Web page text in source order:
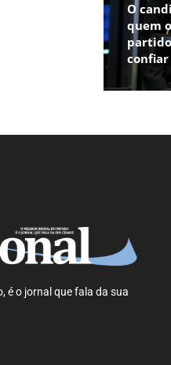
O
quem
confiar
é o jornal que fala da sua